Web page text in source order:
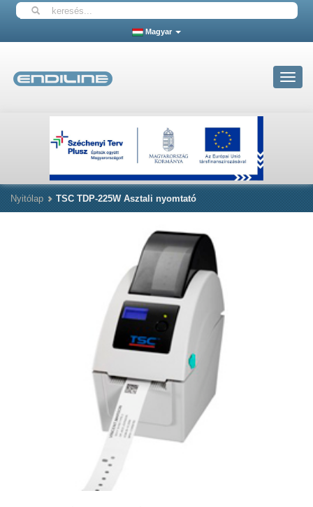
Magyar
Toggle
Nyitólap TSC TDP-225W Asztali nyomtató